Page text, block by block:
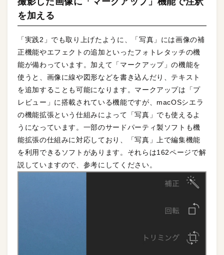
を加える
「実践2」でも取り上げたように、「写真」には画像の補
正機能やエフェクトの追加といったフォトレタッチの機
能が備わっています。加えて「マークアップ」の機能を
使うと、画像に線や図形などを書き込んだり、テキスト
を追加することも可能になります。マークアップは「プ
レビュー」に搭載されている機能ですが、macOSシエラ
の機能拡張という仕組みによって「写真」でも使えるよ
うになっています。一部のサードパーティ製ソフトも機
能拡張の仕組みに対応しており、「写真」上で編集機能
を利用できるソフトがあります。それらは162ページで解
説していますので、参考にしてください。